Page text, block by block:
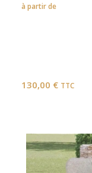
à partir de
130,00 € TTC